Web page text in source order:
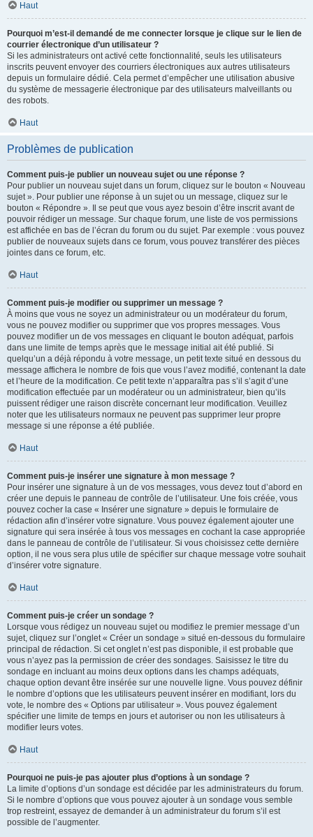
Haut
Pourquoi m’est-il demandé de me connecter lorsque je clique sur le lien de
courrier électronique d’un utilisateur ?
Si les administrateurs ont activé cette fonctionnalité, seuls les utilisateurs
inscrits peuvent envoyer des courriers électroniques aux autres utilisateurs
depuis un formulaire dédié. Cela permet d’empêcher une utilisation abusive
du système de messagerie électronique par des utilisateurs malveillants ou
des robots.
Haut
Problèmes de publication
Comment puis-je publier un nouveau sujet ou une réponse ?
Pour publier un nouveau sujet dans un forum, cliquez sur le bouton « Nouveau
sujet ». Pour publier une réponse à un sujet ou un message, cliquez sur le
bouton « Répondre ». Il se peut que vous ayez besoin d’être inscrit avant de
pouvoir rédiger un message. Sur chaque forum, une liste de vos permissions
est affichée en bas de l’écran du forum ou du sujet. Par exemple : vous pouvez
publier de nouveaux sujets dans ce forum, vous pouvez transférer des pièces
jointes dans ce forum, etc.
Haut
Comment puis-je modifier ou supprimer un message ?
À moins que vous ne soyez un administrateur ou un modérateur du forum,
vous ne pouvez modifier ou supprimer que vos propres messages. Vous
pouvez modifier un de vos messages en cliquant le bouton adéquat, parfois
dans une limite de temps après que le message initial ait été publié. Si
quelqu’un a déjà répondu à votre message, un petit texte situé en dessous du
message affichera le nombre de fois que vous l’avez modifié, contenant la date
et l’heure de la modification. Ce petit texte n’apparaîtra pas s’il s’agit d’une
modification effectuée par un modérateur ou un administrateur, bien qu’ils
puissent rédiger une raison discrète concernant leur modification. Veuillez
noter que les utilisateurs normaux ne peuvent pas supprimer leur propre
message si une réponse a été publiée.
Haut
Comment puis-je insérer une signature à mon message ?
Pour insérer une signature à un de vos messages, vous devez tout d’abord en
créer une depuis le panneau de contrôle de l’utilisateur. Une fois créée, vous
pouvez cocher la case « Insérer une signature » depuis le formulaire de
rédaction afin d’insérer votre signature. Vous pouvez également ajouter une
signature qui sera insérée à tous vos messages en cochant la case appropriée
dans le panneau de contrôle de l’utilisateur. Si vous choisissez cette dernière
option, il ne vous sera plus utile de spécifier sur chaque message votre souhait
d’insérer votre signature.
Haut
Comment puis-je créer un sondage ?
Lorsque vous rédigez un nouveau sujet ou modifiez le premier message d’un
sujet, cliquez sur l’onglet « Créer un sondage » situé en-dessous du formulaire
principal de rédaction. Si cet onglet n’est pas disponible, il est probable que
vous n’ayez pas la permission de créer des sondages. Saisissez le titre du
sondage en incluant au moins deux options dans les champs adéquats,
chaque option devant être insérée sur une nouvelle ligne. Vous pouvez définir
le nombre d’options que les utilisateurs peuvent insérer en modifiant, lors du
vote, le nombre des « Options par utilisateur ». Vous pouvez également
spécifier une limite de temps en jours et autoriser ou non les utilisateurs à
modifier leurs votes.
Haut
Pourquoi ne puis-je pas ajouter plus d’options à un sondage ?
La limite d’options d’un sondage est décidée par les administrateurs du forum.
Si le nombre d’options que vous pouvez ajouter à un sondage vous semble
trop restreint, essayez de demander à un administrateur du forum s’il est
possible de l’augmenter.